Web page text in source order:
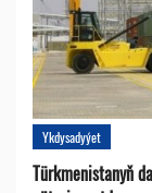
Ykdysadyýet
Türkmenistanyň